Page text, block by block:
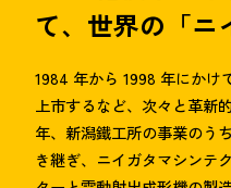
て、世界の「ニ
1984 年から 1998 年にか
上市するなど、次々と革新
年、新潟鐵工所の事業のう
き継ぎ、ニイガタマシンテ